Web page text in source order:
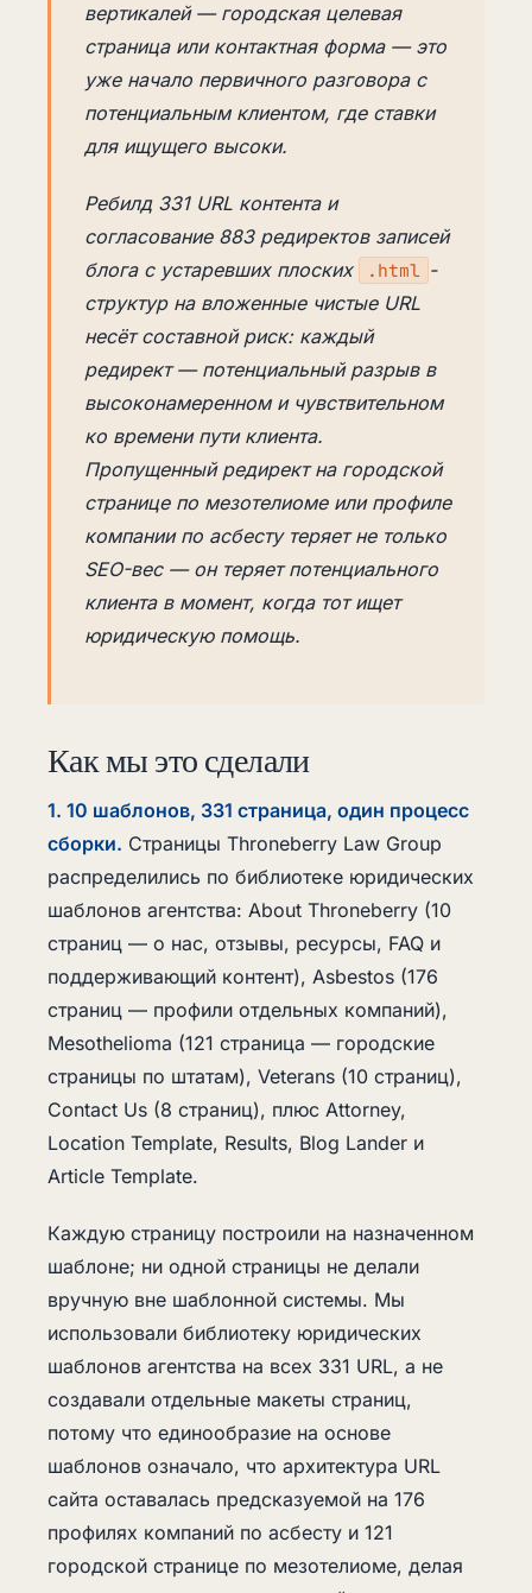
вертикалей — городская целевая
страница или контактная форма — это
уже начало первичного разговора с
потенциальным клиентом, где ставки
для ищущего высоки.
Ребилд 331 URL контента и
согласование 883 редиректов записей
блога с устаревших плоских
.html -
структур на вложенные чистые URL
несёт составной риск: каждый
редирект — потенциальный разрыв в
высоконамеренном и чувствительном
ко времени пути клиента.
Пропущенный редирект на городской
странице по мезотелиоме или профиле
компании по асбесту теряет не только
SEO-вес — он теряет потенциального
клиента в момент, когда тот ищет
юридическую помощь.
Как мы это сделали
1. 10 шаблонов, 331 страница, один процесс
сборки. Страницы Throneberry Law Group
распределились по библиотеке юридических
шаблонов агентства: About Throneberry (10
страниц — о нас, отзывы, ресурсы, FAQ и
поддерживающий контент), Asbestos (176
страниц — профили отдельных компаний),
Mesothelioma (121 страница — городские
страницы по штатам), Veterans (10 страниц),
Contact Us (8 страниц), плюс Attorney,
Location Template, Results, Blog Lander и
Article Template.
Каждую страницу построили на назначенном
шаблоне; ни одной страницы не делали
вручную вне шаблонной системы. Мы
использовали библиотеку юридических
шаблонов агентства на всех 331 URL, а не
создавали отдельные макеты страниц,
потому что единообразие на основе
шаблонов означало, что архитектура URL
сайта оставалась предсказуемой на 176
профилях компаний по асбесту и 121
городской странице по мезотелиоме, делая